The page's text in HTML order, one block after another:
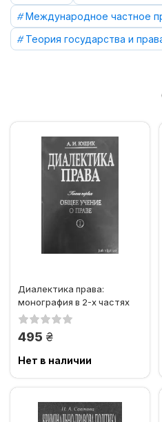
Международное частное
Теория государства и
Диалектика права:
монография в 2-х частях
495 грн.
Нет в наличии